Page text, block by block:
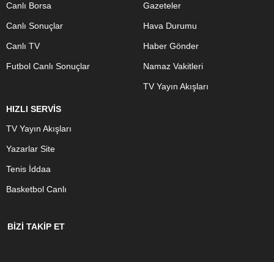
Canlı Borsa
Canlı Sonuçlar
Canlı TV
Futbol Canlı Sonuçlar
Gazeteler
Hava Durumu
Haber Gönder
Namaz Vakitleri
TV Yayın Akışları
HIZLI SERVİS
TV Yayın Akışları
Yazarlar Site
Tenis İddaa
Basketbol Canlı
BİZİ TAKİP ET